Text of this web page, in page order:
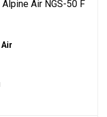
Air NGS-50 F